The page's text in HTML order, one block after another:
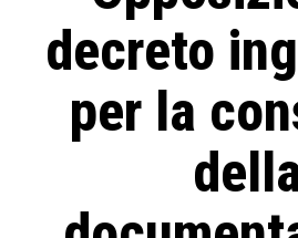
decreto
per la